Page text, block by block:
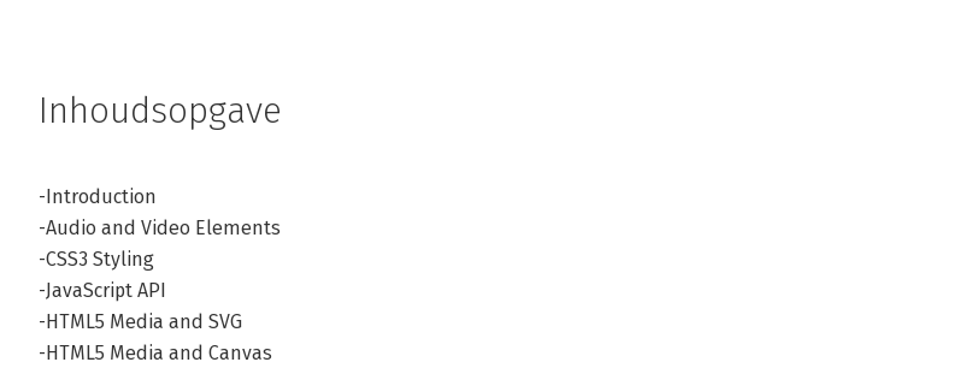
Inhoudsopgave
-Introduction
-Audio and Video Elements
-CSS3 Styling
-JavaScript API
-HTML5 Media and SVG
-HTML5 Media and Canvas